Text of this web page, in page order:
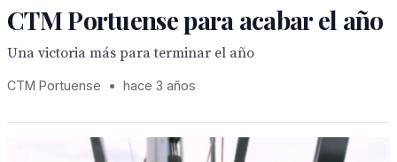
CTM Portuense para acabar el año
Una victoria más para terminar el año
CTM Portuense • hace 3 años